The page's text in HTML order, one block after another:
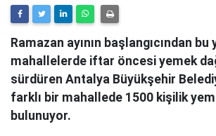
Ramazan ayının başlangıcından bu
mahallelerde iftar öncesi yemek
sürdüren Antalya Büyükşehir
farklı bir mahallede 1500 kişilik
bulunuyor.